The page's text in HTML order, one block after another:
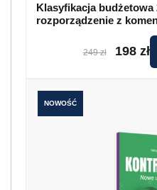
Klasyfikacja budżetowa
rozporządzenie z
249 zł 198 zł
NOWOŚĆ